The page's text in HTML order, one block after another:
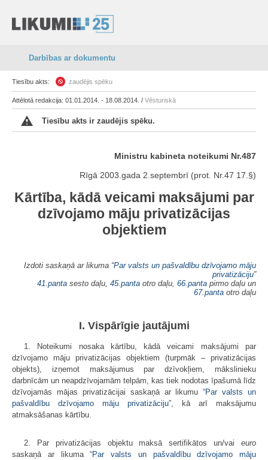
Darbības ar dokumentu
Tiesību akts: zaudējis spēku
Attēlotā redakcija: 01.01.2014. - 18.08.2014. / Vēsturiskā
Tiesību akts ir zaudējis spēku.
Ministru kabineta noteikumi Nr.487
Rīgā 2003.gada 2.septembrī (prot. Nr.47 17.§)
Kārtība, kādā veicami maksājumi par
dzīvojamo māju privatizācijas
objektiem
Izdoti saskaņā ar likuma “Par valsts un pašvaldību dzīvojamo māju
privatizāciju”
41.panta sesto daļu, 45.panta otro daļu, 66.panta pirmo daļu un
67.panta otro daļu
I. Vispārīgie jautājumi
1. Noteikumi nosaka kārtību, kādā veicami maksājumi par
dzīvojamo māju privatizācijas objektiem (turpmāk – privatizācijas
objekts), izņemot maksājumus par dzīvokļiem, mākslinieku
darbnīcām un neapdzīvojamām telpām, kas tiek nodotas īpašumā līdz
dzīvojamās mājas privatizācijai saskaņā ar likumu “Par valsts un
pašvaldību dzīvojamo māju privatizāciju”, kā arī maksājumu
atmaksāšanas kārtību.
2. Par privatizācijas objektu maksā sertifikātos un/vai euro
saskaņā ar likuma “Par valsts un pašvaldību dzīvojamo māju